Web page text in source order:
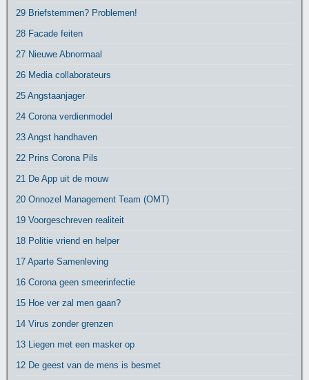
29 Briefstemmen? Problemen!
28 Facade feiten
27 Nieuwe Abnormaal
26 Media collaborateurs
25 Angstaanjager
24 Corona verdienmodel
23 Angst handhaven
22 Prins Corona Pils
21 De App uit de mouw
20 Onnozel Management Team (OMT)
19 Voorgeschreven realiteit
18 Politie vriend en helper
17 Aparte Samenleving
16 Corona geen smeerinfectie
15 Hoe ver zal men gaan?
14 Virus zonder grenzen
13 Liegen met een masker op
12 De geest van de mens is besmet